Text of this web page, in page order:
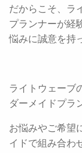
だからこそ、ラ
プランナーが経
悩みに誠意を持
ライトウェーブ
ダーメイドプラ
お悩みやご希望
イドで組み合わ